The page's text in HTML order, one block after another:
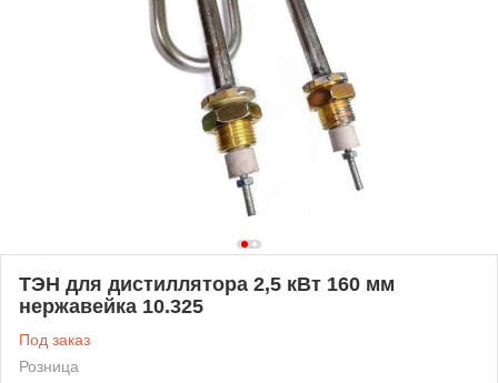
ТЭН для дистиллятора 2,5 кВт 160 мм
нержавейка 10.325
Под заказ
Розница